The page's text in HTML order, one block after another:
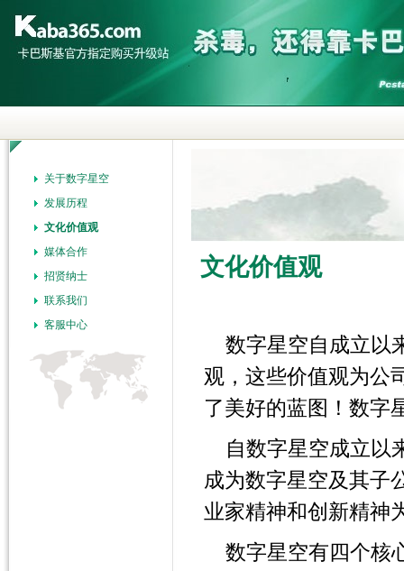
关于数字星空
发展历程
文化价值观
媒体合作
招贤纳士
联系我们
客服中心
文化价值观
数字星空自成立以
观，这些价值观为公
了美好的蓝图！数字
自数字星空成立以
成为数字星空及其子
业家精神和创新精
数字星空有四个核